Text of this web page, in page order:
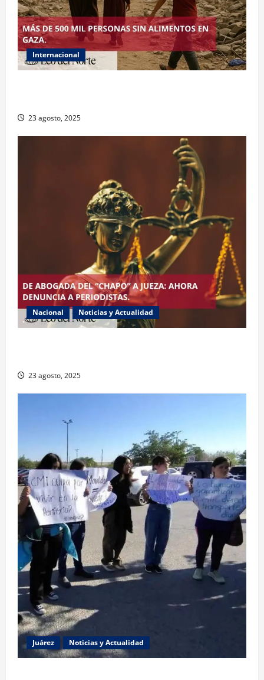
Internacional
23 agosto, 2025
Nacional Noticias y Actualidad
23 agosto, 2025
Juárez Noticias y Actualidad